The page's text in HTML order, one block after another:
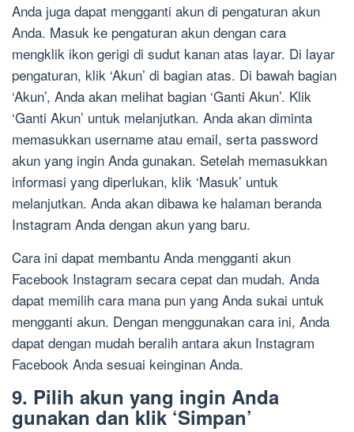
Anda juga dapat mengganti akun di pengaturan akun
Anda. Masuk ke pengaturan akun dengan cara
mengklik ikon gerigi di sudut kanan atas layar. Di layar
pengaturan, klik ‘Akun’ di bagian atas. Di bawah bagian
‘Akun’, Anda akan melihat bagian ‘Ganti Akun’. Klik
‘Ganti Akun’ untuk melanjutkan. Anda akan diminta
memasukkan username atau email, serta password
akun yang ingin Anda gunakan. Setelah memasukkan
informasi yang diperlukan, klik ‘Masuk’ untuk
melanjutkan. Anda akan dibawa ke halaman beranda
Instagram Anda dengan akun yang baru.
Cara ini dapat membantu Anda mengganti akun
Facebook Instagram secara cepat dan mudah. Anda
dapat memilih cara mana pun yang Anda sukai untuk
mengganti akun. Dengan menggunakan cara ini, Anda
dapat dengan mudah beralih antara akun Instagram
Facebook Anda sesuai keinginan Anda.
9. Pilih akun yang ingin Anda
gunakan dan klik ‘Simpan’